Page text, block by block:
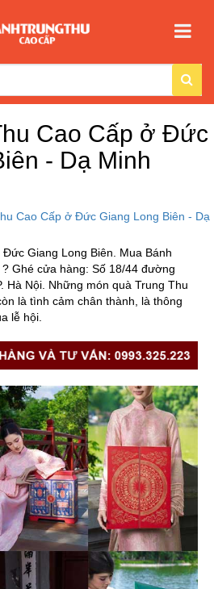
Cao Cấp ở Đức
- Dạ Minh
Cao Cấp ở Đức Giang Long Biên - Dạ
Giang Long Biên. Mua Bánh
Ghé cửa hàng: Số 18/44 đường
Hà Nội. Những món quà Trung Thu
là tình cảm chân thành, là thông
lễ hội.